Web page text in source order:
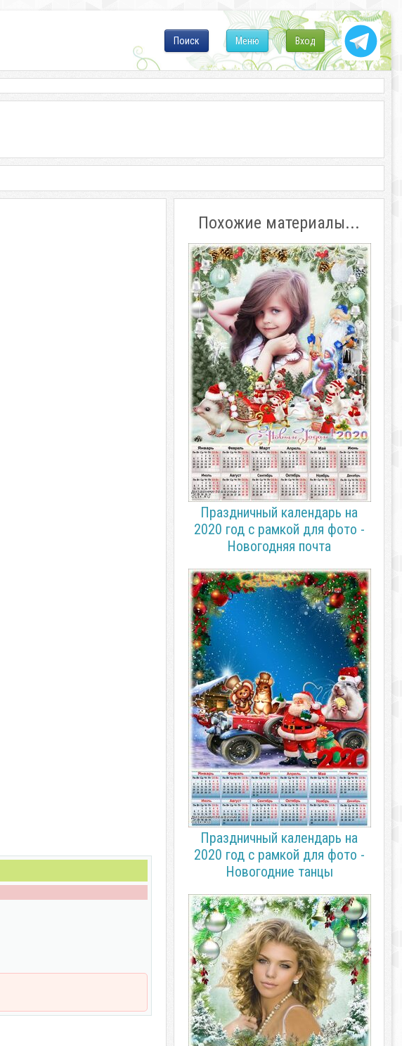
Вход
Меню
Поиск
Похожие материалы...
Праздничный календарь на
2020 год с рамкой для фото -
Новогодняя почта
Праздничный календарь на
2020 год с рамкой для фото -
Новогодние танцы